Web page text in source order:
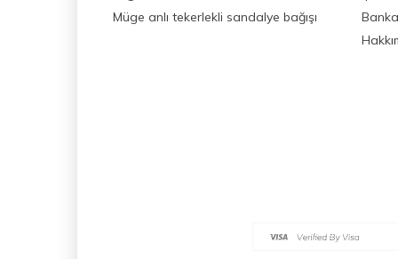
Müge anlı tekerlekli sandalye bağışı